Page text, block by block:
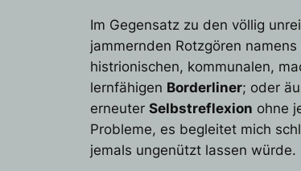
Im Gegensatz zu den völlig
jammernden Rotzgören namens
histrionischen, kommunalen,
lernfähigen Borderliner; oder
erneuter Selbstreflexion ohne
Probleme, es begleitet mich
jemals ungenützt lassen würde.